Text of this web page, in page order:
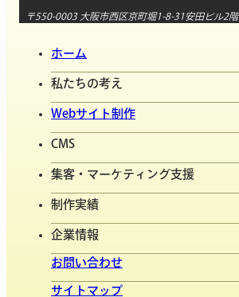
〒550-0003 大阪市西区京町堀1-8-31安田ビル2階
ホーム
私たちの考え
Webサイト制作
CMS
集客・マーケティング支援
制作実績
企業情報
お問い合わせ
サイトマップ